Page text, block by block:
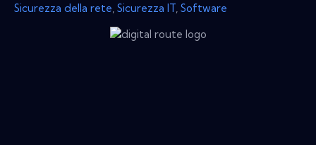
Sicurezza della rete Sicurezza IT Software